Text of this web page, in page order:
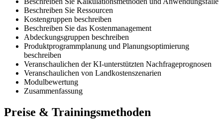
Beschreiben Sie Ressourcen
Kostengruppen beschreiben
Beschreiben Sie das Kostenmanagement
Abdeckungsgruppen beschreiben
Produktprogrammplanung und Planungsoptimierung
beschreiben
Veranschaulichen der KI-unterstützten Nachfrageprognosen
Veranschaulichen von Landkostenszenarien
Modulbewertung
Zusammenfassung
Preise & Trainingsmethoden